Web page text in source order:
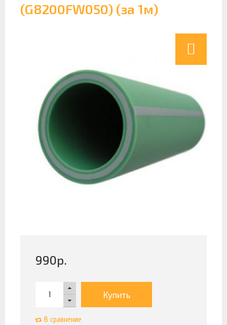
(G8200FW050) (за 1м)
990р.
Купить
В сравнение